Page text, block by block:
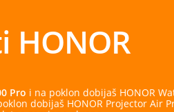
HONOR Watch 2 Epic.
Projector Air Pro. Uz sve